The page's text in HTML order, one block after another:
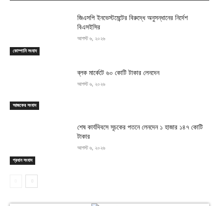
কোম্পানি সংবাদ
জিএসপি ইনভেস্টমেন্টের বিরুদ্ধে অনুসন্ধানের নির্দেশ
বিএসইসির
আগস্ট ৬, ২০২৬
আজকের সংবাদ
ব্লক মার্কেটে ৬০ কোটি টাকার লেনদেন
আগস্ট ৬, ২০২৬
প্রধান সংবাদ
শেষ কার্যদিবসে সূচকের পতনে লেনদেন ১ হাজার ১৪৭ কোটি
টাকার
আগস্ট ৬, ২০২৬